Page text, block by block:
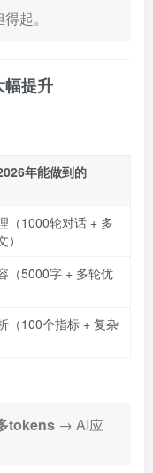
起。
幅提升
年能做到的
（1000轮对话 + 多
（5000字 + 多轮优
（100个指标 + 复杂
tokens → AI应